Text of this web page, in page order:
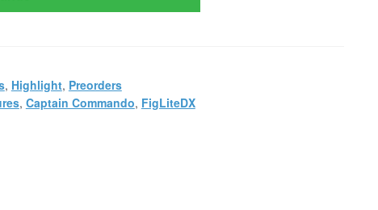
, Highlight, Preorders
, Captain Commando, FigLiteDX